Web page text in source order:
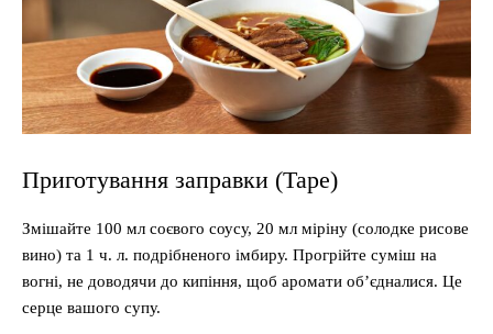
Приготування заправки (Таре)
Змішайте 100 мл соєвого соусу, 20 мл міріну (солодке рисове
вино) та 1 ч. л. подрібненого імбиру. Прогрійте суміш на
вогні, не доводячи до кипіння, щоб аромати об’єдналися. Це
серце вашого супу.